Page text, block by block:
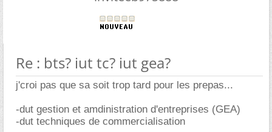
Re : bts? iut tc? iut gea?
j'croi pas que sa soit trop tard pour les prepas...
-dut gestion et amdinistration d'entreprises (GEA)
-dut techniques de commercialisation